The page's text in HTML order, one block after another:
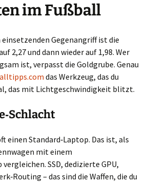
im Fußball
Gegenangriff ist die
2,27 und dann wieder auf 1,98. Wer
ist, verpasst die Goldgrube. Genau
das Werkzeug, das du
das mit Lichtgeschwindigkeit blitzt.
einen Standard‑Laptop. Das ist, als
mit einem
SSD, dedizierte GPU,
– das sind die Waffen, die du